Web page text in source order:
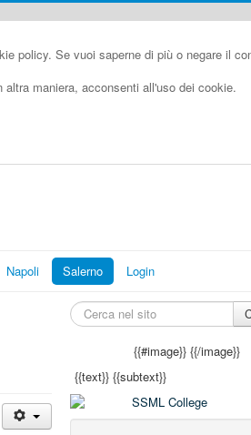
policy. Se vuoi saperne di più o negare il
maniera, acconsenti all'uso dei cookie.
Napoli Salerno Login
{{#image}}{{/image}}
{{text}} {{subtext}}